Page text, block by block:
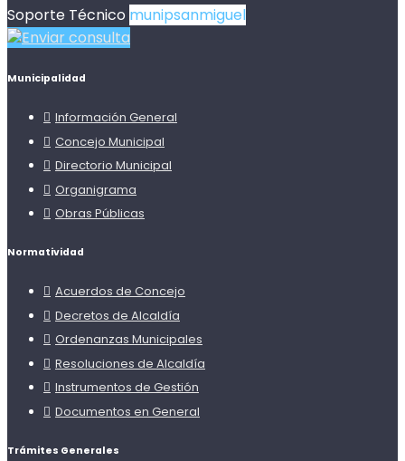
Soporte Técnico munipsanmiguel
Enviar consulta
Municipalidad
Información General
Concejo Municipal
Directorio Municipal
Organigrama
Obras Públicas
Normatividad
Acuerdos de Concejo
Decretos de Alcaldía
Ordenanzas Municipales
Resoluciones de Alcaldía
Instrumentos de Gestión
Documentos en General
Trámites Generales